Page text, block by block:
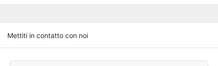
Mettiti in contatto con noi